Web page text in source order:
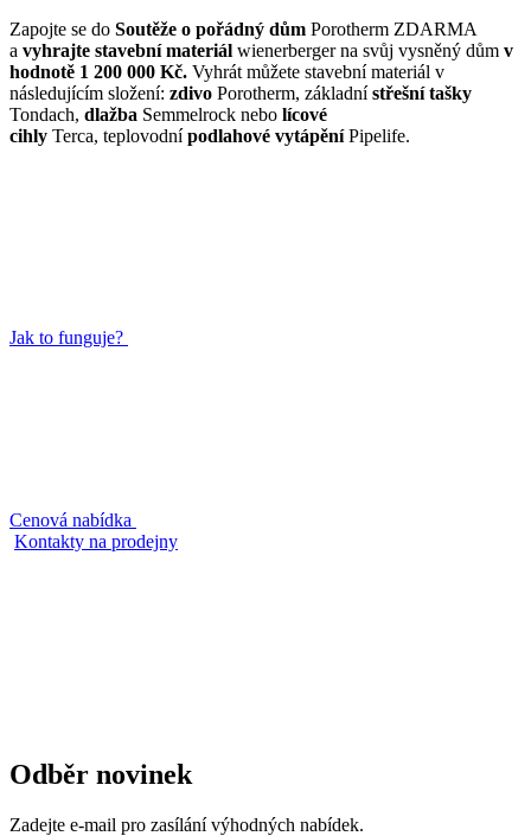
Zapojte se do Soutěže o pořádný dům Porotherm ZDARMA
a vyhrajte stavební materiál wienerberger na svůj vysněný dům v
hodnotě 1 200 000 Kč. Vyhrát můžete stavební materiál v
následujícím složení: zdivo Porotherm, základnístřešní tašky
Tondach, dlažba Semmelrock nebo lícové
cihly Terca, teplovodnípodlahové vytápěníPipelife.
Jak to funguje?
Cenová nabídka
Kontakty na prodejny
Odběr novinek
Zadejte e-mail pro zasílání výhodných nabídek.